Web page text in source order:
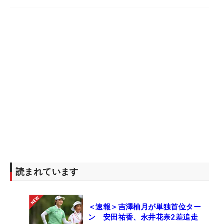
読まれています
＜速報＞吉澤柚月が単独首位ター
ン 安田祐香、永井花奈2差追走